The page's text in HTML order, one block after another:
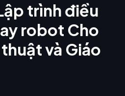
trình điều
robot Cho
và Giáo